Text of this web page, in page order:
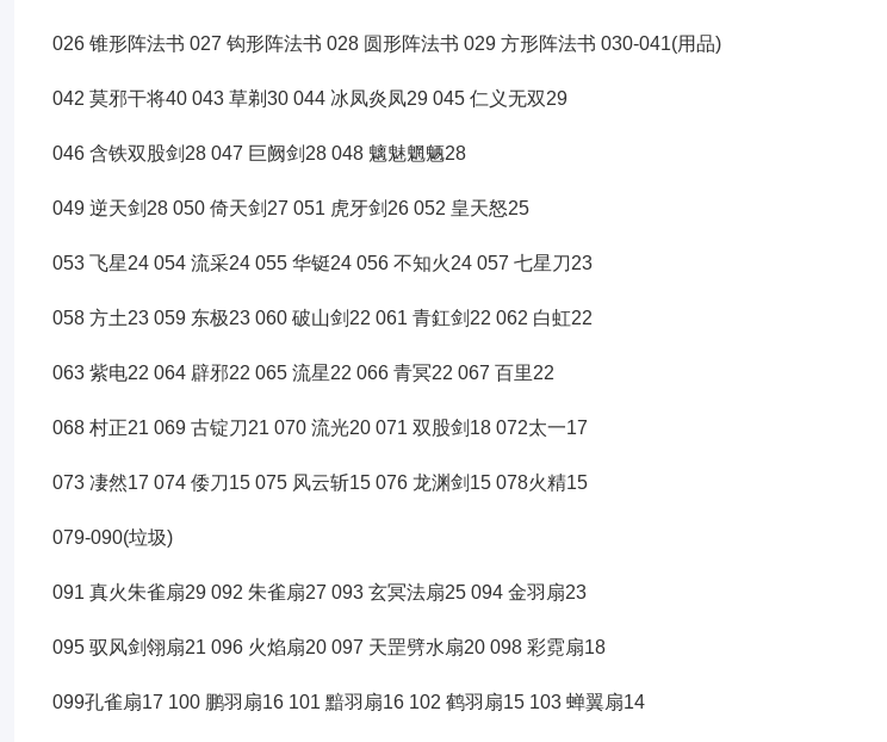
026 锥形阵法书 027 钩形阵法书 028 圆形阵法书 029 方形阵法书 030-041(用品)
042 莫邪干将40 043 草剃30 044 冰凤炎凤29 045 仁义无双29
046 含铁双股剑28 047 巨阙剑28 048 魑魅魍魉28
049 逆天剑28 050 倚天剑27 051 虎牙剑26 052 皇天怒25
053 飞星24 054 流采24 055 华铤24 056 不知火24 057 七星刀23
058 方土23 059 东极23 060 破山剑22 061 青釭剑22 062 白虹22
063 紫电22 064 辟邪22 065 流星22 066 青冥22 067 百里22
068 村正21 069 古锭刀21 070 流光20 071 双股剑18 072太一17
073 凄然17 074 倭刀15 075 风云斩15 076 龙渊剑15 078火精15
079-090(垃圾)
091 真火朱雀扇29 092 朱雀扇27 093 玄冥法扇25 094 金羽扇23
095 驭风剑翎扇21 096 火焰扇20 097 天罡劈水扇20 098 彩霓扇18
099孔雀扇17 100 鹏羽扇16 101 黯羽扇16 102 鹤羽扇15 103 蝉翼扇14